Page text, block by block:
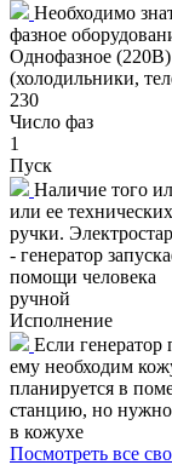
Необходимо
фазное
Однофазное
(холодильники,
230
Число фаз
1
Пуск
Наличие того
или ее
ручки.
- генератор
помощи человека
ручной
Исполнение
Если генератор
ему необходим
планируется в
станцию, но нужно
в кожухе
Посмотреть все